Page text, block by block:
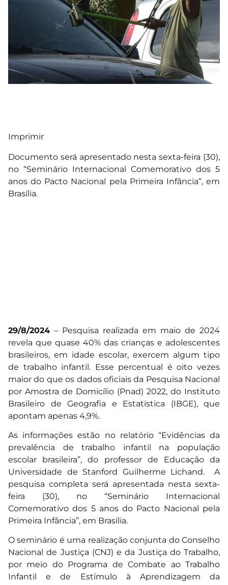
Imprimir
Documento será apresentado nesta sexta-feira (30),
no “Seminário Internacional Comemorativo dos 5
anos do Pacto Nacional pela Primeira Infância”, em
Brasília.
29/8/2024 – Pesquisa realizada em maio de 2024
revela que quase 40% das crianças e adolescentes
brasileiros, em idade escolar, exercem algum tipo
de trabalho infantil. Esse percentual é oito vezes
maior do que os dados oficiais da Pesquisa Nacional
por Amostra de Domicílio (Pnad) 2022, do Instituto
Brasileiro de Geografia e Estatística (IBGE), que
apontam apenas 4,9%.
As informações estão no relatório “Evidências da
prevalência de trabalho infantil na população
escolar brasileira”, do professor de Educação da
Universidade de Stanford Guilherme Lichand. A
pesquisa completa será apresentada nesta sexta-
feira (30), no “Seminário Internacional
Comemorativo dos 5 anos do Pacto Nacional pela
Primeira Infância”, em Brasília.
O seminário é uma realização conjunta do Conselho
Nacional de Justiça (CNJ) e da Justiça do Trabalho,
por meio do Programa de Combate ao Trabalho
Infantil e de Estímulo à Aprendizagem da